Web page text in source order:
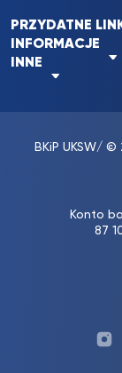
PRZYDATNE
INFORMACJE
INNE
BKiP UKSW/ ©
Konto
87